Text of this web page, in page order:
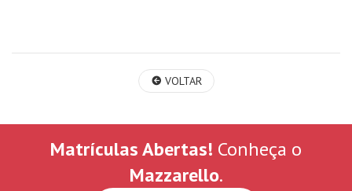
VOLTAR
Matrículas Abertas! Conheça o
Mazzarello.